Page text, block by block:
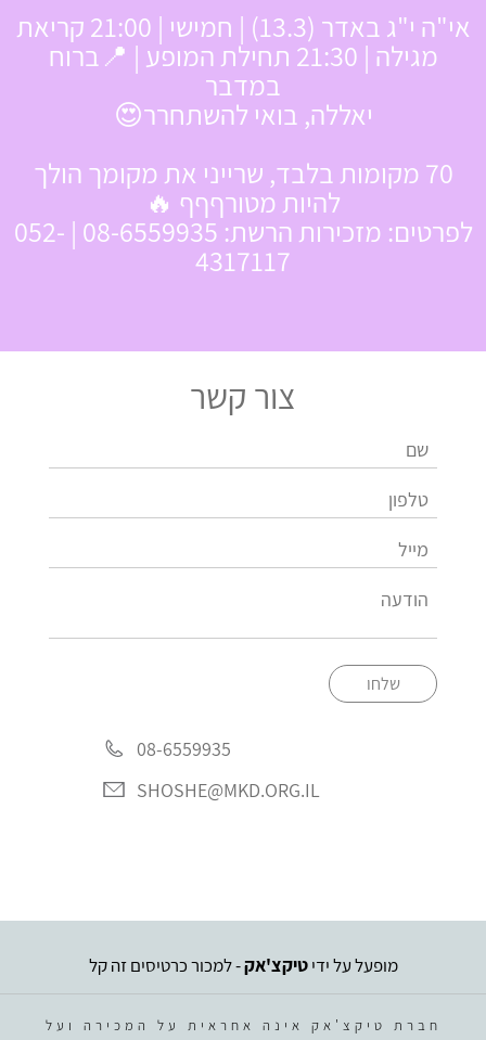
אי"ה י"ג באדר (13.3) | חמישי | 21:00 קריאת
מגילה | 21:30 תחילת המופע | 📍ברוח
במדבר
יאללה, בואי להשתחרר😍
70 מקומות בלבד, שרייני את מקומך הולך
להיות מטורףףף 🔥
לפרטים: מזכירות הרשת: 08-6559935 | 052-
4317117
צור קשר
שלחו
08-6559935
SHOSHE@MKD.ORG.IL
מופעל על ידיטיקצ'אק- למכור כרטיסים זה קל
חברת טיקצ'אק אינה אחראית על המכירה ועל